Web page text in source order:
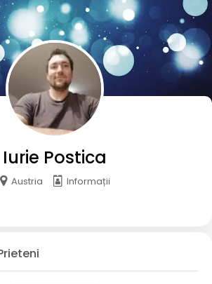
Iurie Postica
Austria Informații